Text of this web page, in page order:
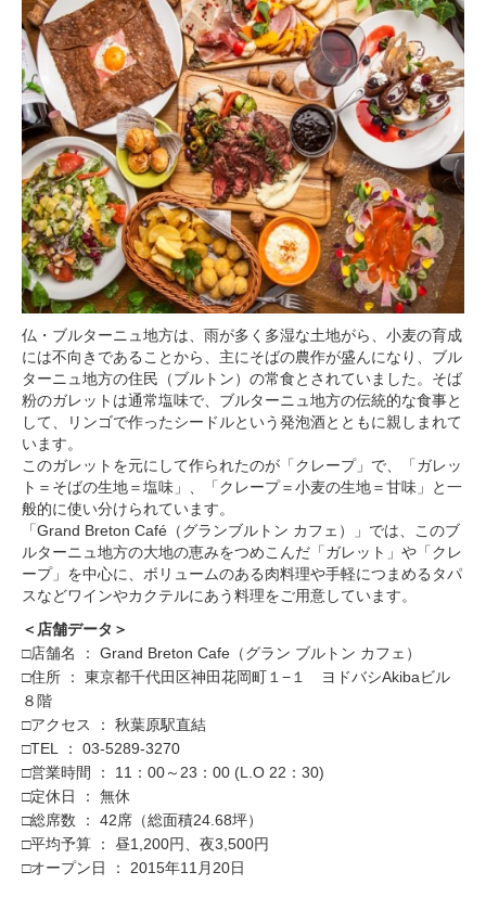
仏・ブルターニュ地方は、雨が多く多湿な土地がら、小麦の育成
には不向きであることから、主にそばの農作が盛んになり、ブル
ターニュ地方の住民（ブルトン）の常食とされていました。そば
粉のガレットは通常塩味で、ブルターニュ地方の伝統的な食事と
して、リンゴで作ったシードルという発泡酒とともに親しまれて
います。
このガレットを元にして作られたのが「クレープ」で、「ガレッ
ト＝そばの生地＝塩味」、「クレープ＝小麦の生地＝甘味」と一
般的に使い分けられています。
「Grand Breton Café（グランブルトン カフェ）」では、このブ
ルターニュ地方の大地の恵みをつめこんだ「ガレット」や「クレ
ープ」を中心に、ボリュームのある肉料理や手軽につまめるタパ
スなどワインやカクテルにあう料理をご用意しています。
＜店舗データ＞
□店舗名 ： Grand Breton Cafe（グラン ブルトン カフェ）
□住所 ： 東京都千代田区神田花岡町１−１ ヨドバシAkibaビル
８階
□アクセス ： 秋葉原駅直結
□TEL ： 03-5289-3270
□営業時間 ： 11：00～23：00 (L.O 22：30)
□定休日 ： 無休
□総席数 ： 42席（総面積24.68坪）
□平均予算 ： 昼1,200円、夜3,500円
□オープン日 ： 2015年11月20日